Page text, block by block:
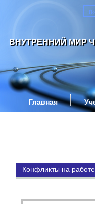
ВНУТРЕННИЙ МИР
Главная
Конфликты на